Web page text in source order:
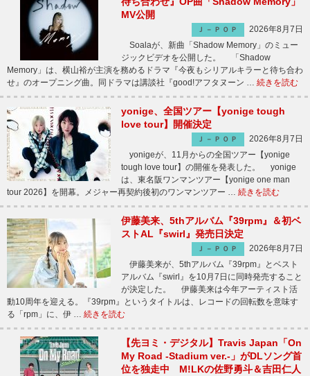
MV公開
Ｊ－ＰＯＰ
2026年8月7日
Soalaが、新曲「Shadow Memory」のミュー
ジックビデオを公開した。 「Shadow
Memory」は、横山裕が主演を務めるドラマ『今夜もシリアルキラーと待ち合わ
せ』のオープニング曲。同ドラマは講談社『good!アフタヌーン … 続きを読む
yonige、全国ツアー【yonige tough
love tour】開催決定
Ｊ－ＰＯＰ
2026年8月7日
yonigeが、11月からの全国ツアー【yonige
tough love tour】の開催を発表した。 yonige
は、東名阪ワンマンツアー【yonige one man
tour 2026】を開幕。メジャー再契約後初のワンマンツアー … 続きを読む
伊藤美来、5thアルバム『39rpm』＆初ベ
ストAL『swirl』発売日決定
Ｊ－ＰＯＰ
2026年8月7日
伊藤美来が、5thアルバム『39rpm』とベスト
アルバム『swirl』を10月7日に同時発売すること
が決定した。 伊藤美来は今年アーティスト活
動10周年を迎える。『39rpm』というタイトルは、レコードの回転数を意味す
る「rpm」に、伊 … 続きを読む
【先ヨミ・デジタル】Travis Japan「On
My Road -Stadium ver.-」がDLソング首
位を独走中 M!LKの佐野勇斗＆吉田仁人